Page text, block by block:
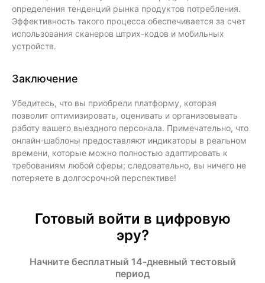
определения тенденций рынка продуктов потребления.
Эффективность такого процесса обеспечивается за счет
использования сканеров штрих-кодов и мобильных
устройств.
Заключение
Убедитесь, что вы приобрели платформу, которая
позволит оптимизировать, оценивать и организовывать
работу вашего выездного персонала. Примечательно, что
онлайн-шаблоны предоставляют индикаторы в реальном
времени, которые можно полностью адаптировать к
требованиям любой сферы; следовательно, вы ничего не
потеряете в долгосрочной перспективе!
Готовый войти в цифровую
эру?
Начните бесплатный 14-дневный тестовый
период